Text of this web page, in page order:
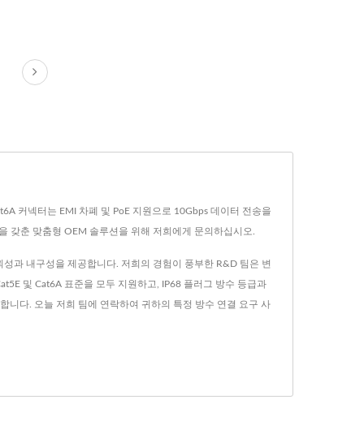
커넥터는 EMI 차폐 및 PoE 지원으로 10Gbps 데이터 전송을
갖춘 맞춤형 OEM 솔루션을 위해 저희에게 문의하십시오.
과 내구성을 제공합니다. 저희의 경험이 풍부한 R&D 팀은 변
및 Cat6A 표준을 모두 지원하고, IP68 플러그 방수 등급과
니다. 오늘 저희 팀에 연락하여 귀하의 특정 방수 연결 요구 사